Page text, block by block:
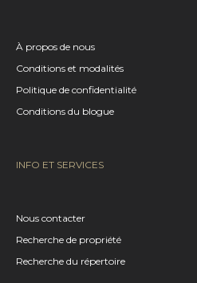
À propos de nous
Conditions et modalités
Politique de confidentialité
Conditions du blogue
INFO ET SERVICES
Nous contacter
Recherche de propriété
Recherche du répertoire